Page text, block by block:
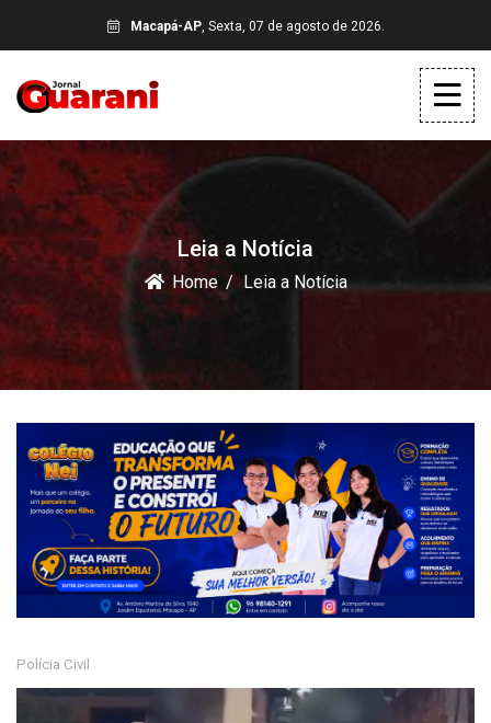
Macapá-AP, Sexta, 07 de agosto de 2026.
Leia a Notícia
Home Leia a Notícia
Polícia Civil